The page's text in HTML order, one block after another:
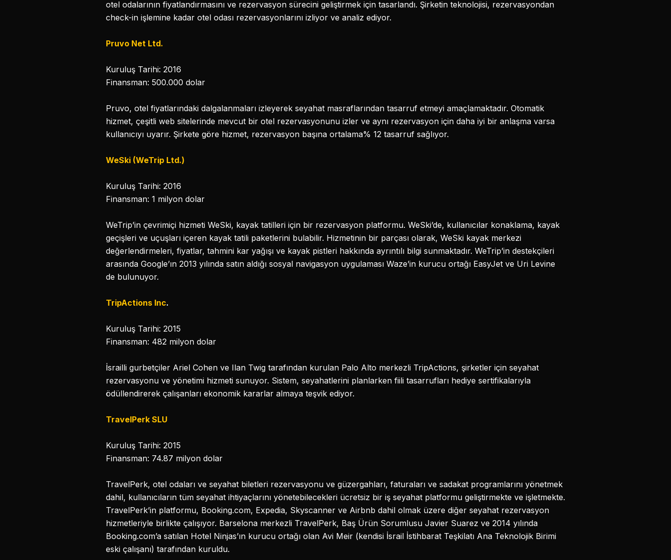
otel odalarının fiyatlandırmasını ve rezervasyon sürecini geliştirmek için tasarlandı. Şirketin teknolojisi, rezervasyondan
check-in işlemine kadar otel odası rezervasyonlarını izliyor ve analiz ediyor.
Pruvo Net Ltd.
Kuruluş Tarihi: 2016
Finansman: 500.000 dolar
Pruvo, otel fiyatlarındaki dalgalanmaları izleyerek seyahat masraflarından tasarruf etmeyi amaçlamaktadır. Otomatik
hizmet, çeşitli web sitelerinde mevcut bir otel rezervasyonunu izler ve aynı rezervasyon için daha iyi bir anlaşma varsa
kullanıcıyı uyarır. Şirkete göre hizmet, rezervasyon başına ortalama% 12 tasarruf sağlıyor.
WeSki (WeTrip Ltd.)
Kuruluş Tarihi: 2016
Finansman: 1 milyon dolar
WeTrip’in çevrimiçi hizmeti WeSki, kayak tatilleri için bir rezervasyon platformu. WeSki’de, kullanıcılar konaklama, kayak
geçişleri ve uçuşları içeren kayak tatili paketlerini bulabilir. Hizmetinin bir parçası olarak, WeSki kayak merkezi
değerlendirmeleri, fiyatlar, tahmini kar yağışı ve kayak pistleri hakkında ayrıntılı bilgi sunmaktadır. WeTrip’in destekçileri
arasında Google’ın 2013 yılında satın aldığı sosyal navigasyon uygulaması Waze’in kurucu ortağı EasyJet ve Uri Levine
de bulunuyor.
TripActions Inc.
Kuruluş Tarihi: 2015
Finansman: 482 milyon dolar
İsrailli gurbetçiler Ariel Cohen ve Ilan Twig tarafından kurulan Palo Alto merkezli TripActions, şirketler için seyahat
rezervasyonu ve yönetimi hizmeti sunuyor. Sistem, seyahatlerini planlarken fiili tasarrufları hediye sertifikalarıyla
ödüllendirerek çalışanları ekonomik kararlar almaya teşvik ediyor.
TravelPerk SLU
Kuruluş Tarihi: 2015
Finansman: 74.87 milyon dolar
TravelPerk, otel odaları ve seyahat biletleri rezervasyonu ve güzergahları, faturaları ve sadakat programlarını yönetmek
dahil, kullanıcıların tüm seyahat ihtiyaçlarını yönetebilecekleri ücretsiz bir iş seyahat platformu geliştirmekte ve işletmekte.
TravelPerk’in platformu, Booking.com, Expedia, Skyscanner ve Airbnb dahil olmak üzere diğer seyahat rezervasyon
hizmetleriyle birlikte çalışıyor. Barselona merkezli TravelPerk, Baş Ürün Sorumlusu Javier Suarez ve 2014 yılında
Booking.com’a satılan Hotel Ninjas’ın kurucu ortağı olan Avi Meir (kendisi İsrail İstihbarat Teşkilatı Ana Teknolojik Birimi
eski çalışanı) tarafından kuruldu.